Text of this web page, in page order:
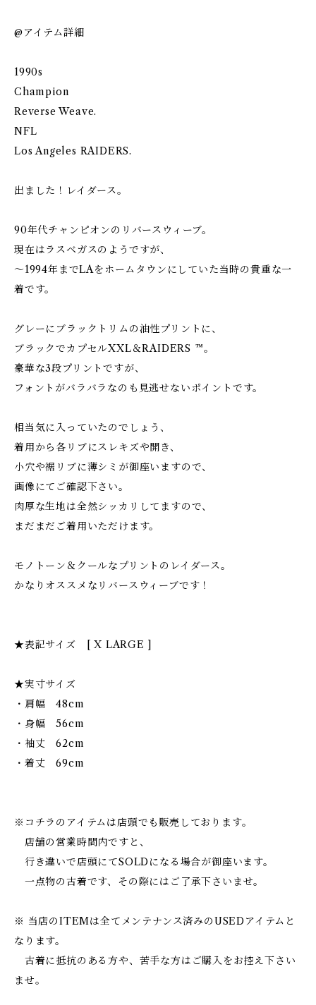
@アイテム詳細
1990s
Champion
Reverse Weave.
NFL
Los Angeles RAIDERS.
出ました！レイダース。
90年代チャンピオンのリバースウィーブ。
現在はラスベガスのようですが、
〜1994年までLAをホームタウンにしていた当時の貴重な一
着です。
グレーにブラックトリムの油性プリントに、
ブラックでカプセルXXL＆RAIDERS ™。
豪華な3段プリントですが、
フォントがバラバラなのも見逃せないポイントです。
相当気に入っていたのでしょう、
着用から各リブにスレキズや開き、
小穴や裾リブに薄シミが御座いますので、
画像にてご確認下さい。
肉厚な生地は全然シッカリしてますので、
まだまだご着用いただけます。
モノトーン＆クールなプリントのレイダース。
かなりオススメなリバースウィーブです！
★表記サイズ [ X LARGE ]
★実寸サイズ
・肩幅 48cm
・身幅 56cm
・袖丈 62cm
・着丈 69cm
※コチラのアイテムは店頭でも販売しております。
店舗の営業時間内ですと、
行き違いで店頭にてSOLDになる場合が御座います。
一点物の古着です、その際にはご了承下さいませ。
※ 当店のITEMは全てメンテナンス済みのUSEDアイテムと
なります。
古着に抵抗のある方や、苦手な方はご購入をお控え下さい
ませ。